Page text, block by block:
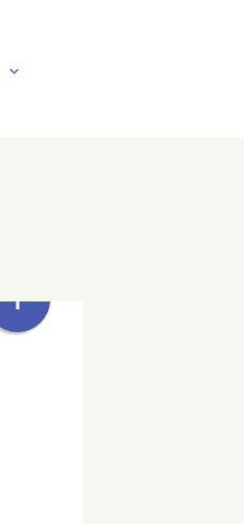
expand_more
+